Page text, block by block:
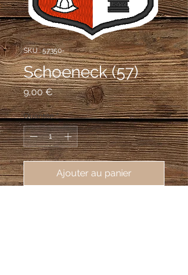
SKU : 57350-
Schoeneck (57)
9,00 €Prix
Quantité *
Ajouter au panier